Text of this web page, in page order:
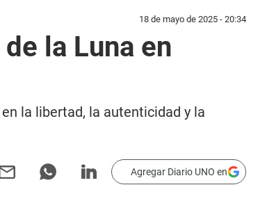
18 de mayo de 2025 - 20:34
la Luna en
la libertad, la autenticidad y la
Agregar Diario UNO en